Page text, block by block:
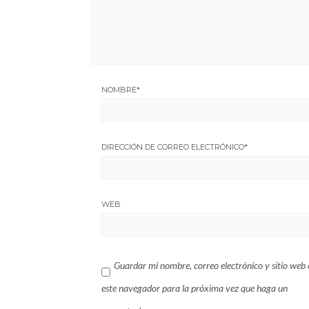
NOMBRE*
DIRECCIÓN DE CORREO ELECTRÓNICO*
WEB
Guardar mi nombre, correo electrónico y sitio web
este navegador para la próxima vez que haga un